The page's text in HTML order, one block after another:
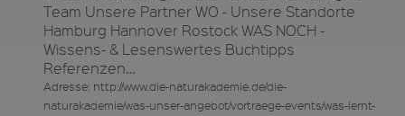
Team Unsere Partner WO - Unsere Standorte
Hamburg Hannover Rostock WAS NOCH -
Wissens- & Lesenswertes Buchtipps
Referenzen…
Adresse: http://www.die-naturakademie.de/die-
naturakademie/was-unser-angebot/vortraege-events/was-lernt-